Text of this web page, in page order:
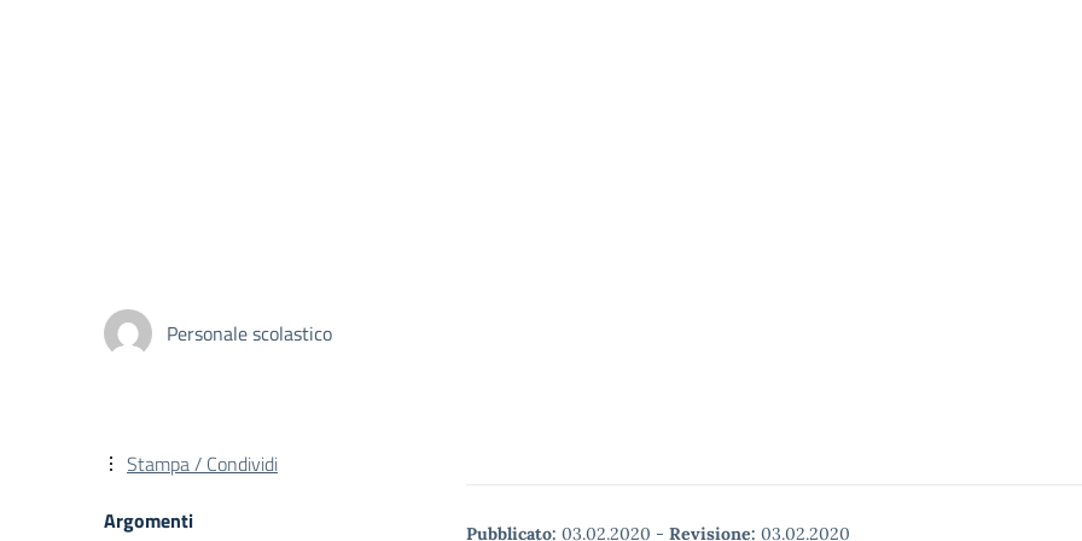
Personale scolastico
Pubblicato: 03.02.2020 - Revisione: 03.02.2020
Stampa / Condividi
Argomenti